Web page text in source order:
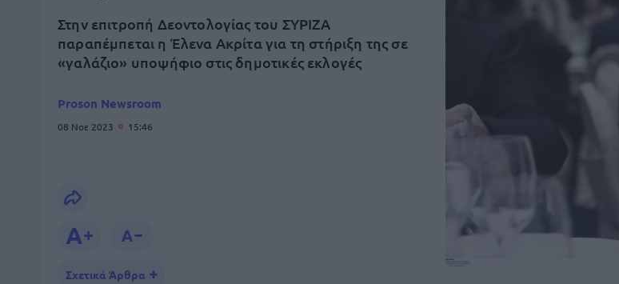
Στην επιτροπή Δεοντολογίας του ΣΥΡΙΖΑ
παραπέμπεται η Έλενα Ακρίτα για τη στήριξη της σε
«γαλάζιο» υποψήφιο στις δημοτικές εκλογές
Proson Newsroom
08 Νοε 2023 15:46
Σχετικά Άρθρα